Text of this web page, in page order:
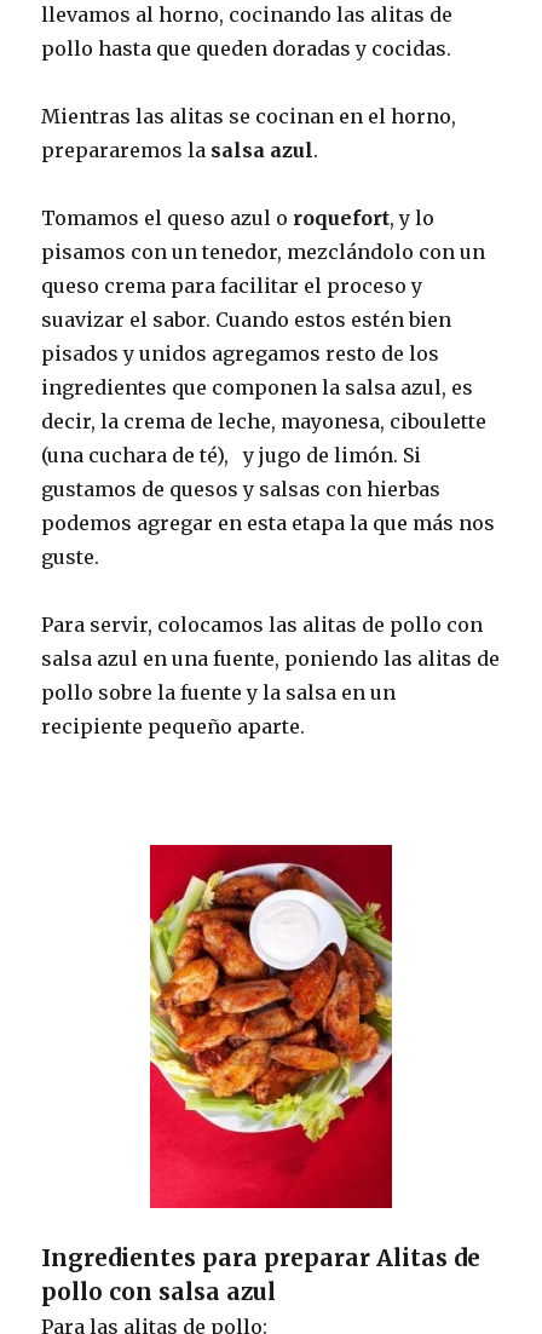
llevamos al horno, cocinando las alitas de
pollo hasta que queden doradas y cocidas.
Mientras las alitas se cocinan en el horno,
prepararemos la salsa azul.
Tomamos el queso azul o roquefort, y lo
pisamos con un tenedor, mezclándolo con un
queso crema para facilitar el proceso y
suavizar el sabor. Cuando estos estén bien
pisados y unidos agregamos resto de los
ingredientes que componen la salsa azul, es
decir, la crema de leche, mayonesa, ciboulette
(una cuchara de té), y jugo de limón. Si
gustamos de quesos y salsas con hierbas
podemos agregar en esta etapa la que más nos
guste.
Para servir, colocamos las alitas de pollo con
salsa azul en una fuente, poniendo las alitas de
pollo sobre la fuente y la salsa en un
recipiente pequeño aparte.
Ingredientes para preparar Alitas de
pollo con salsa azul
Para las alitas de pollo: